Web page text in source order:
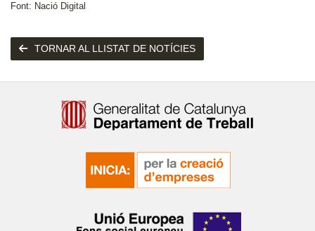
Font: Nació Digital
TORNAR AL LLISTAT DE NOTÍCIES